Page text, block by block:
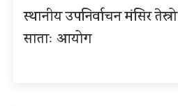
स्थानीय उपनिर्वाचन मंसिर तेस्रो
साताः आयोग